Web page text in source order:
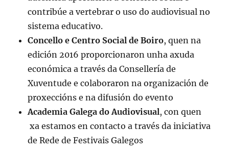
contribúe a vertebrar o uso do audiovisual no
sistema educativo.
Concello e Centro Social de Boiro, quen na
edición 2016 proporcionaron unha axuda
económica a través da Consellería de
Xuventude e colaboraron na organización de
proxeccións e na difusión do evento
Academia Galega do Audiovisual, con quen
xa estamos en contacto a través da iniciativa
de Rede de Festivais Galegos